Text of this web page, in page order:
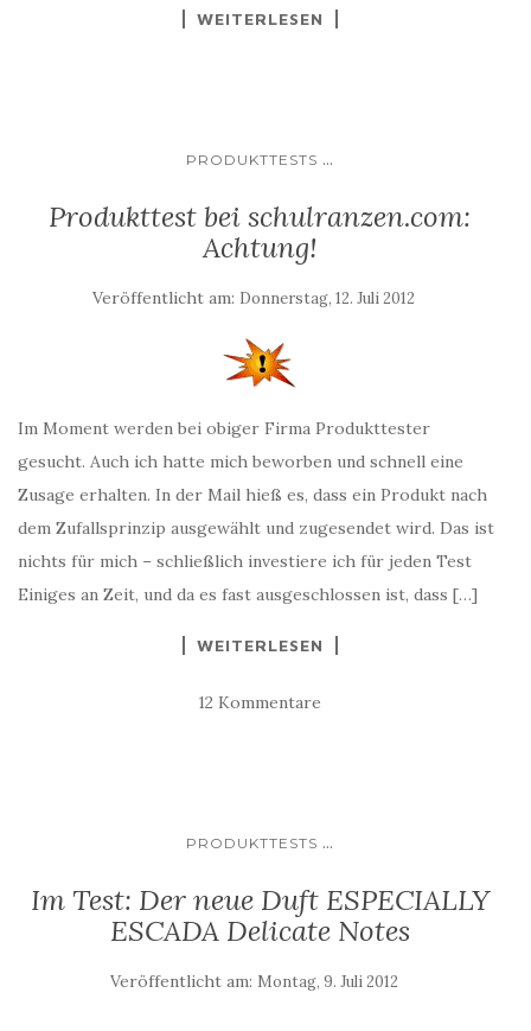
WEITERLESEN
PRODUKTTESTS ...
Produkttest bei schulranzen.com:
Achtung!
Veröffentlicht am: Donnerstag, 12. Juli 2012
Im Moment werden bei obiger Firma Produkttester
gesucht. Auch ich hatte mich beworben und schnell eine
Zusage erhalten. In der Mail hieß es, dass ein Produkt nach
dem Zufallsprinzip ausgewählt und zugesendet wird. Das ist
nichts für mich – schließlich investiere ich für jeden Test
Einiges an Zeit, und da es fast ausgeschlossen ist, dass […]
WEITERLESEN
12 Kommentare
PRODUKTTESTS ...
Im Test: Der neue Duft ESPECIALLY
ESCADA Delicate Notes
Veröffentlicht am: Montag, 9. Juli 2012